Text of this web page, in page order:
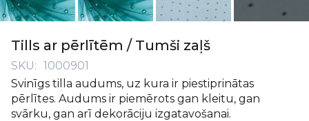
Tills ar pērlītēm / Tumši zaļš
SKU
1000901
Svinīgs tilla audums, uz kura ir piestiprinātas
pērlītes. Audums ir piemērots gan kleitu, gan
svārku, gan arī dekorāciju izgatavošanai.
uz
galerijas
sākumu